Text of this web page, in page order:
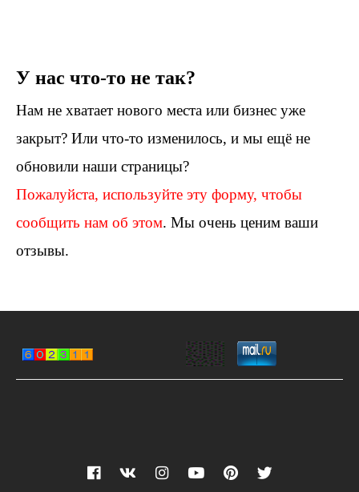
У нас что-то не так?
Нам не хватает нового места или бизнес уже
закрыт? Или что-то изменилось, и мы ещё не
обновили наши страницы?
Пожалуйста, используйте эту форму, чтобы
сообщить нам об этом. Мы очень ценим ваши
отзывы.